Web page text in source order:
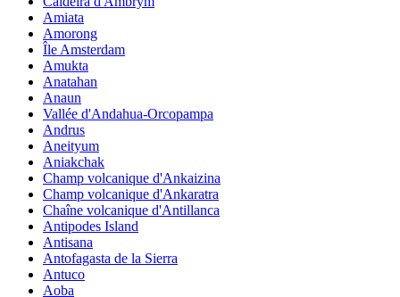
Amiata
Amorong
Île Amsterdam
Amukta
Anatahan
Anaun
Vallée d'Andahua-Orcopampa
Andrus
Aneityum
Aniakchak
Champ volcanique d'Ankaizina
Champ volcanique d'Ankaratra
Chaîne volcanique d'Antillanca
Antipodes Island
Antisana
Antofagasta de la Sierra
Antuco
Aoba